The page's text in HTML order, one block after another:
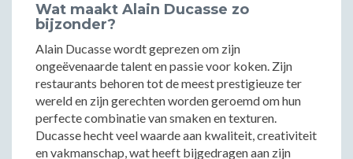
Wat maakt Alain Ducasse zo
bijzonder?
Alain Ducasse wordt geprezen om zijn
ongeëvenaarde talent en passie voor koken. Zijn
restaurants behoren tot de meest prestigieuze ter
wereld en zijn gerechten worden geroemd om hun
perfecte combinatie van smaken en texturen.
Ducasse hecht veel waarde aan kwaliteit, creativiteit
en vakmanschap, wat heeft bijgedragen aan zijn